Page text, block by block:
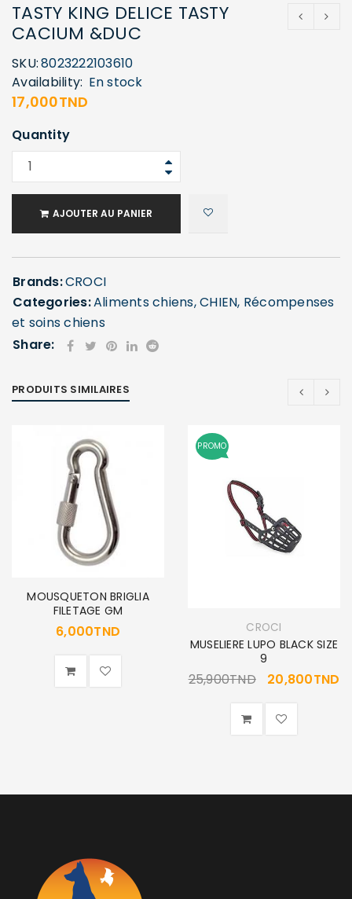
TASTY KING DELICE TASTY
CACIUM &DUC
SKU:8023222103610
Availability: En stock
17,000TND
Quantity
AJOUTER AU PANIER
Brands:CROCI
Categories:Aliments chiens,CHIEN, Récompenses
et soins chiens
Share:
PRODUITS SIMILAIRES
MOUSQUETON BRIGLIA
FILETAGE GM
6,000TND
PROMO
CROCI
MUSELIERE LUPO BLACK SIZE
9
25,900TND 20,800TND